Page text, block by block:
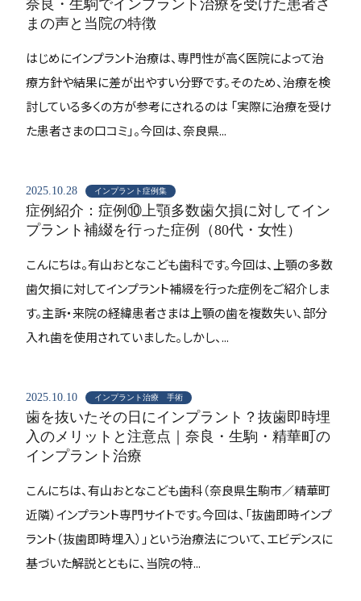
奈良・生駒でインプラント治療を受けた患者さ
まの声と当院の特徴
はじめにインプラント治療は、専門性が高く医院によって治
療方針や結果に差が出やすい分野です。そのため、治療を検
討している多くの方が参考にされるのは 「実際に治療を受け
た患者さまの口コミ」。今回は、奈良県...
2025.10.28 インプラント症例集
症例紹介：症例⑩上顎多数歯欠損に対してイン
プラント補綴を行った症例（80代・女性）
こんにちは。有山おとなこども歯科です。今回は、上顎の多数
歯欠損に対してインプラント補綴を行った症例をご紹介しま
す。主訴・来院の経緯患者さまは上顎の歯を複数失い、部分
入れ歯を使用されていました。しかし、...
2025.10.10 インプラント治療 手術
歯を抜いたその日にインプラント？抜歯即時埋
入のメリットと注意点｜奈良・生駒・精華町の
インプラント治療
こんにちは、有山おとなこども歯科（奈良県生駒市／精華町
近隣）インプラント専門サイトです。今回は、「抜歯即時インプ
ラント（抜歯即時埋入）」という治療法について、エビデンスに
基づいた解説とともに、当院の特...